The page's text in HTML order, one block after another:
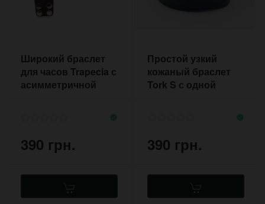
Широкий браслет
для часов Trapecia с
асимметричной
390 грн.
Простой узкий
кожаный браслет
Tork S с одной
390 грн.